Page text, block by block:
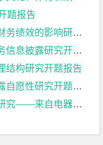
题报告
的影响研究开题报告
披露研究开题报告
结构研究开题报告
愿性研究开题报告
业上市公司的经验证据开题报告